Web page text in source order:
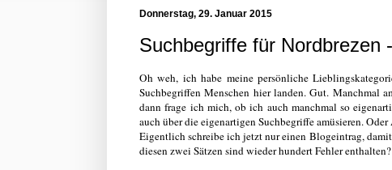
Donnerstag, 29. Januar 2015
Suchbegriffe für Nordbrezen
Oh weh, ich habe meine persönliche
Suchbegriffen Menschen hier landen. Gut. Manchmal
dann frage ich mich, ob ich auch manchmal so
auch über die eigenartigen Suchbegriffe amüsieren.
Eigentlich schreibe ich jetzt nur einen Blogeintrag, damit
diesen zwei Sätzen sind wieder hundert Fehler enthalten?